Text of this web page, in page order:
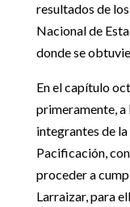
resultados de
Nacional de
donde se
En el capítulo
primeramente, a
integrantes de
Pacificación,
proceder a
Larraizar, para